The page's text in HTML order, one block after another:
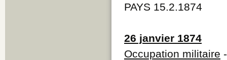
PAYS 15.2.1874
26 janvier 1874
Occupation militaire